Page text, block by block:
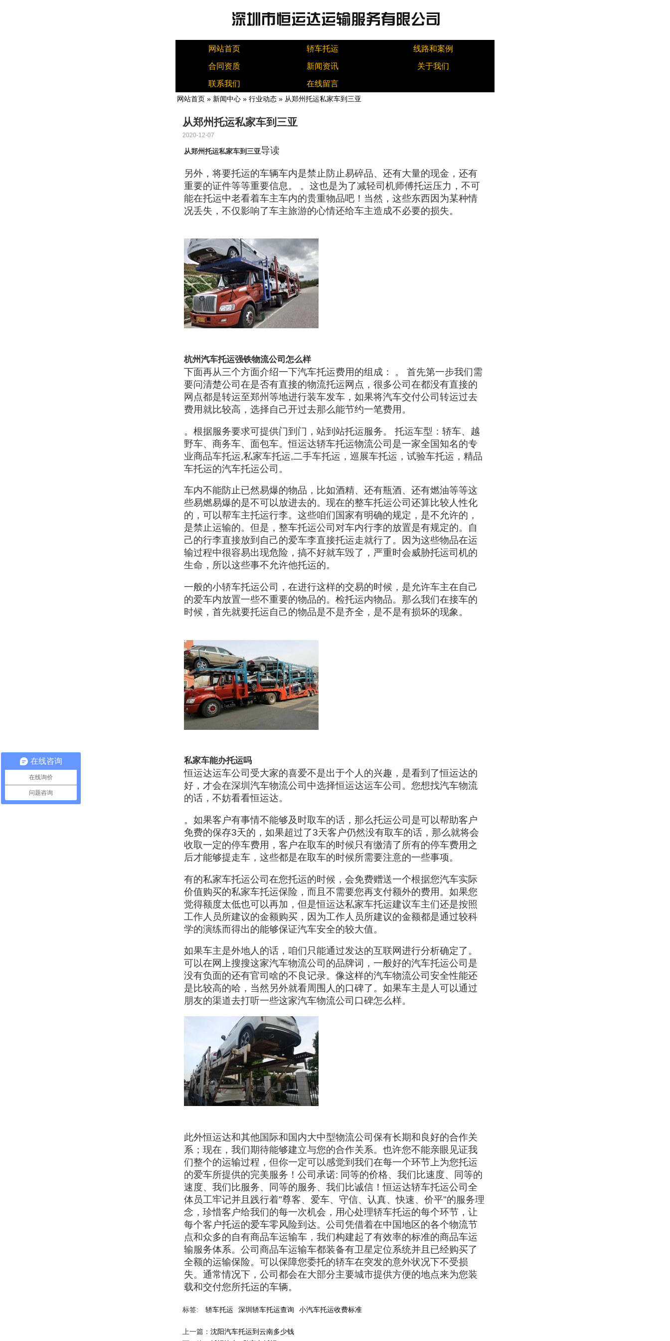
网站首页 轿车托运 线路和案例
合同资质 新闻资讯 关于我们
联系我们 在线留言
网站首页 » 新闻中心 » 行业动态 » 从郑州托运私家车到三亚
从郑州托运私家车到三亚
2020-12-07
从郑州托运私家车到三亚导读
另外，将要托运的车辆车内是禁止防止易碎品、还有大量的现金，还有
重要的证件等等重要信息。 。这也是为了减轻司机师傅托运压力，不可
能在托运中老看着车主车内的贵重物品吧！当然，这些东西因为某种情
况丢失，不仅影响了车主旅游的心情还给车主造成不必要的损失。
杭州汽车托运强铁物流公司怎么样
下面再从三个方面介绍一下汽车托运费用的组成： 。 首先第一步我们需
要问清楚公司在是否有直接的物流托运网点，很多公司在都没有直接的
网点都是转运至郑州等地进行装车发车，如果将汽车交付公司转运过去
费用就比较高，选择自己开过去那么能节约一笔费用。
。根据服务要求可提供门到门，站到站托运服务。 托运车型：轿车、越
野车、商务车、面包车。恒运达轿车托运物流公司是一家全国知名的专
业商品车托运,私家车托运,二手车托运，巡展车托运，试验车托运，精品
车托运的汽车托运公司。
车内不能防止已然易爆的物品，比如酒精、还有瓶酒、还有燃油等等这
些易燃易爆的是不可以放进去的。现在的整车托运公司还算比较人性化
的，可以帮车主托运行李。这些咱们国家有明确的规定，是不允许的，
是禁止运输的。但是，整车托运公司对车内行李的放置是有规定的。自
己的行李直接放到自己的爱车李直接托运走就行了。因为这些物品在运
输过程中很容易出现危险，搞不好就车毁了，严重时会威胁托运司机的
生命，所以这些事不允许他托运的。
一般的小轿车托运公司，在进行这样的交易的时候，是允许车主在自己
的爱车内放置一些不重要的物品的。检托运内物品。那么我们在接车的
时候，首先就要托运自己的物品是不是齐全，是不是有损坏的现象。
私家车能办托运吗
恒运达运车公司受大家的喜爱不是出于个人的兴趣，是看到了恒运达的
好，才会在深圳汽车物流公司中选择恒运达运车公司。您想找汽车物流
的话，不妨看看恒运达。
。如果客户有事情不能够及时取车的话，那么托运公司是可以帮助客户
免费的保存3天的，如果超过了3天客户仍然没有取车的话，那么就将会
收取一定的停车费用，客户在取车的时候只有缴清了所有的停车费用之
后才能够提走车，这些都是在取车的时候所需要注意的一些事项。
有的私家车托运公司在您托运的时候，会免费赠送一个根据您汽车实际
价值购买的私家车托运保险，而且不需要您再支付额外的费用。如果您
觉得额度太低也可以再加，但是恒运达私家车托运建议车主们还是按照
工作人员所建议的金额购买，因为工作人员所建议的金额都是通过较科
学的演练而得出的能够保证汽车安全的较大值。
如果车主是外地人的话，咱们只能通过发达的互联网进行分析确定了。
可以在网上搜搜这家汽车物流公司的品牌词，一般好的汽车托运公司是
没有负面的还有官司啥的不良记录。像这样的汽车物流公司安全性能还
是比较高的哈，当然另外就看周围人的口碑了。如果车主是人可以通过
朋友的渠道去打听一些这家汽车物流公司口碑怎么样。
此外恒运达和其他国际和国内大中型物流公司保有长期和良好的合作关
系；现在，我们期待能够建立与您的合作关系。也许您不能亲眼见证我
们整个的运输过程，但你一定可以感觉到我们在每一个环节上为您托运
的爱车所提供的完美服务！公司承诺: 同等的价格、我们比速度、同等的
速度、我们比服务、同等的服务、我们比诚信！恒运达轿车托运公司全
体员工牢记并且践行着"尊客、爱车、守信、认真、快速、价平"的服务理
念，珍惜客户给我们的每一次机会，用心处理轿车托运的每个环节，让
每个客户托运的爱车零风险到达。公司凭借着在中国地区的各个物流节
点和众多的自有商品车运输车，我们构建起了有效率的标准的商品车运
输服务体系。公司商品车运输车都装备有卫星定位系统并且已经购买了
全额的运输保险。可以保障您委托的轿车在突发的意外状况下不受损
失。通常情况下，公司都会在大部分主要城市提供方便的地点来为您装
载和交付您所托运的车辆。
标签: 轿车托运 深圳轿车托运查询 小汽车托运收费标准
上一篇：沈阳汽车托运到云南多少钱
在线咨询
在线询价
问题咨询